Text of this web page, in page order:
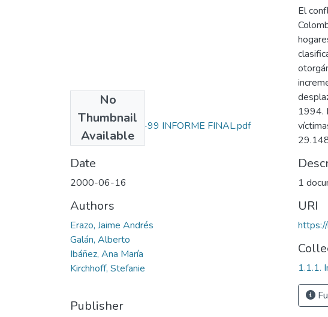
No
Thumbnail
Available
1204-10-083-99 INFORME FINAL.pdf
(38.61 MB)
Date
2000-06-16
Authors
Erazo, Jaime Andrés
Galán, Alberto
Ibáñez, Ana María
Kirchhoff, Stefanie
Publisher
El
1994.
1
URI
1.1.1.